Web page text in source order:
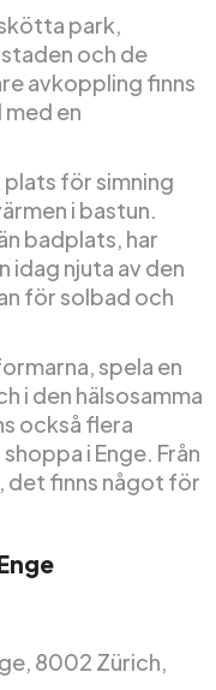
park,
och de
avkoppling finns
en
plats för simning
i bastun.
badplats, har
idag njuta av den
för solbad och
spela en
i den hälsosamma
också flera
i Enge. Från
det finns något för
8002 Zürich,